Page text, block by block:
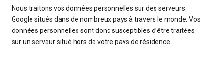
Nous traitons vos données personnelles sur des serveurs
Google situés dans de nombreux pays à travers le monde. Vos
données personnelles sont donc susceptibles d’être traitées
sur un serveur situé hors de votre pays de résidence.